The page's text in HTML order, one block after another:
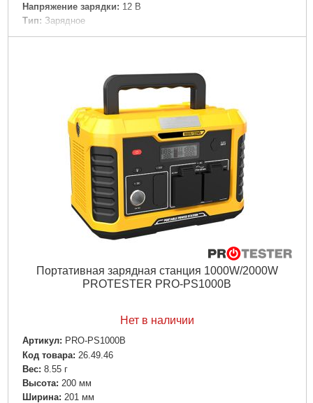
Напряжение зарядки: 12 В
Тип: Зарядное
Ток заряда: 35 А
Портативная зарядная станция 1000W/2000W
PROTESTER PRO-PS1000B
Нет в наличии
Артикул: PRO-PS1000B
Код товара: 26.49.46
Вес: 8.55 г
Высота: 200 мм
Ширина: 201 мм